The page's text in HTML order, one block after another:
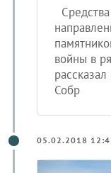
войны в
Собр
05.02.2018